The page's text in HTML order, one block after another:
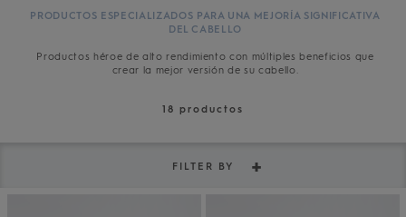
PRODUCTOS ESPECIALIZADOS PARA UNA MEJORÍA SIGNIFICATIVA
DEL CABELLO
Productos héroe de alto rendimiento con múltiples beneficios que
crear la mejor versión de su cabello.
FILTER BY
18 productos